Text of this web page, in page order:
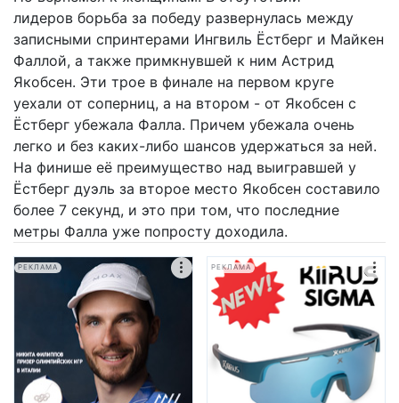
лидеров борьба за победу развернулась между
записными спринтерами Ингвиль Ёстберг и Майкен
Фаллой, а также примкнувшей к ним Астрид
Якобсен. Эти трое в финале на первом круге
уехали от соперниц, а на втором - от Якобсен с
Ёстберг убежала Фалла. Причем убежала очень
легко и без каких-либо шансов удержаться за ней.
На финише её преимущество над выигравшей у
Ёстберг дуэль за второе место Якобсен составило
более 7 секунд, и это при том, что последние
метры Фалла уже попросту доходила.
РЕКЛАМА РЕКЛАМА